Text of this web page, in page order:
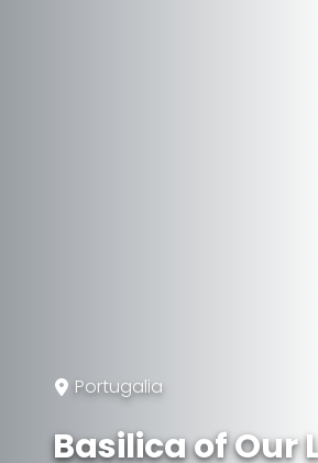
Portugalia
Basilica of Our